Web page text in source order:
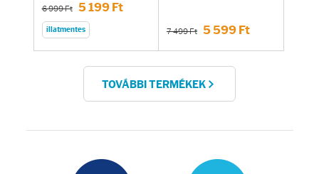
6 999 Ft 5 199 Ft
illatmentes 7 499 Ft 5 599 Ft
TOVÁBBI TERMÉKEK